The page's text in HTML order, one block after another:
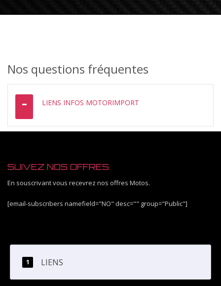
Nos questions fréquentes
LIENS INFOS MOTORIMPORT
SUIVEZ NOS OFFRES
En souscrivant vous recevrez nos offres Motos.
[email-subscribers namefield="NO" desc="" group="Public"]
LIENS